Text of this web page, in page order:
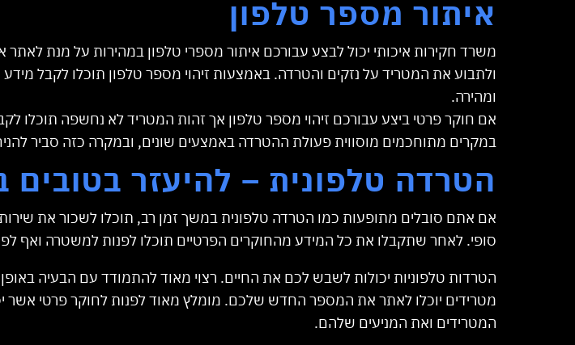
איתור מספר טלפון
משרד חקירות איכותי יכול לבצע עבורכם איתור מספרי טלפון במהירות על מנת
ולתבוע את המטריד על נזקים והטרדה. באמצעות זיהוי מספר טלפון תוכלו לקבל
ומהירה.
אם חוקר פרטי ביצע עבורכם זיהוי מספר טלפון אך זהות המטריד לא נחשפה תוכלו
במקרים מתוחכמים מוסווית פעולת ההטרדה באמצעים שונים, ובמקרה כזה סביר
הטרדה טלפונית – להיעזר בטובים
אם אתם סובלים מתופעות כמו הטרדה טלפונית במשך זמן רב, תוכלו לשכור את
סופי. לאחר שתקבלו את כל המידע מהחוקרים הפרטיים תוכלו לפנות למשטרה ואף
הטרדות טלפוניות יכולות לשבש לכם את החיים. רצוי מאוד להתמודד עם הבעיה
מטרידים יוכלו לאתר את המספר החדש שלכם. מומלץ מאוד לפנות לחוקר פרטי אשר
המטרידים ואת המניעים שלהם.